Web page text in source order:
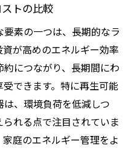
トの比較
素の一つは、長期的なラ
が高めのエネルギー効率
につながり、長期間にわ
できます。特に再生可能
、環境負荷を低減しつ
れる点で注目されていま
庭のエネルギー管理をよ